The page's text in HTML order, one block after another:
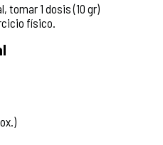
tomar 1 dosis (10 gr)
físico.